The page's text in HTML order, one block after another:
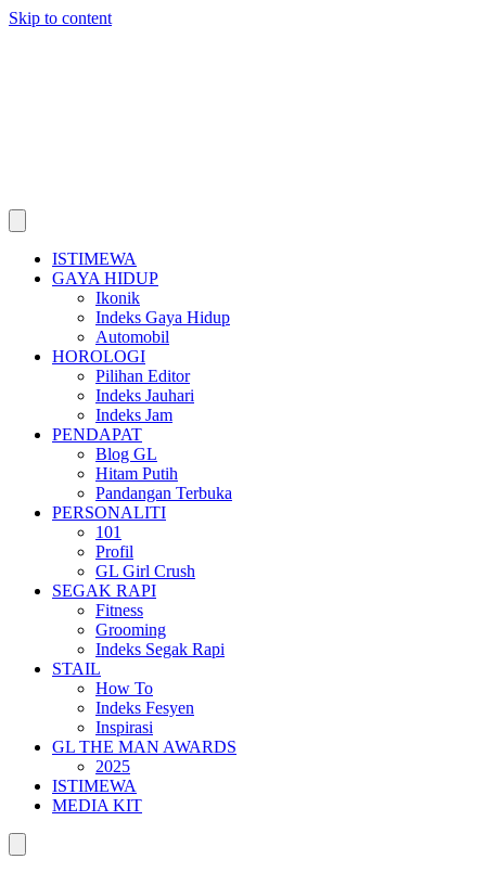
Skip to content
ISTIMEWA
GAYA HIDUP
Ikonik
Indeks Gaya Hidup
Automobil
HOROLOGI
Pilihan Editor
Indeks Jauhari
Indeks Jam
PENDAPAT
Blog GL
Hitam Putih
Pandangan Terbuka
PERSONALITI
101
Profil
GL Girl Crush
SEGAK RAPI
Fitness
Grooming
Indeks Segak Rapi
STAIL
How To
Indeks Fesyen
Inspirasi
GL THE MAN AWARDS
2025
ISTIMEWA
MEDIA KIT